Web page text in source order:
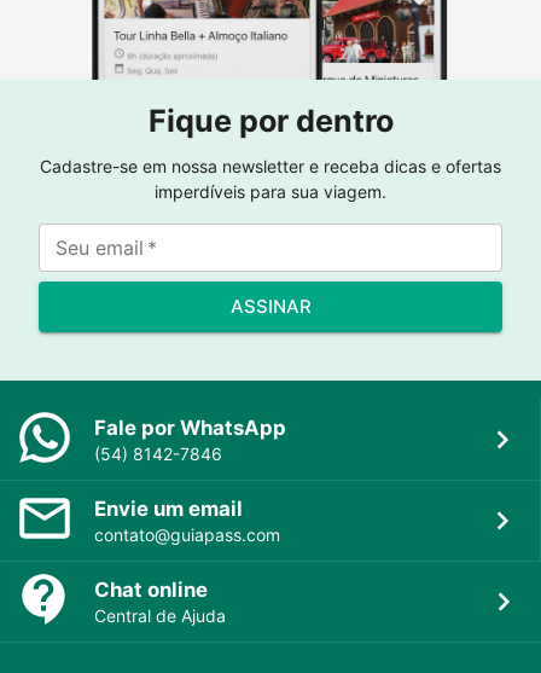
Fique por dentro
Cadastre-se em nossa newsletter e receba dicas e ofertas
imperdíveis para sua viagem.
Seu email *
ASSINAR
Fale por WhatsApp
(54) 8142-7846
Envie um email
contato@guiapass.com
Chat online
Central de Ajuda